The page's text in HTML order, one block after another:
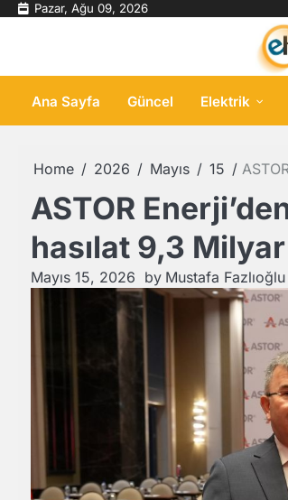
Skip Pazar, Ağu 09, 2026
Ana Sayfa Güncel Elektrik
Home 2026 Mayıs 15
ASTOR
hasılat 9,3 Milyar
Mayıs 15, 2026 by Mustafa Fazlıoğlu